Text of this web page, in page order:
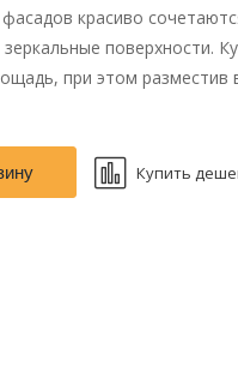
красиво
поверхности.
при этом
Купить